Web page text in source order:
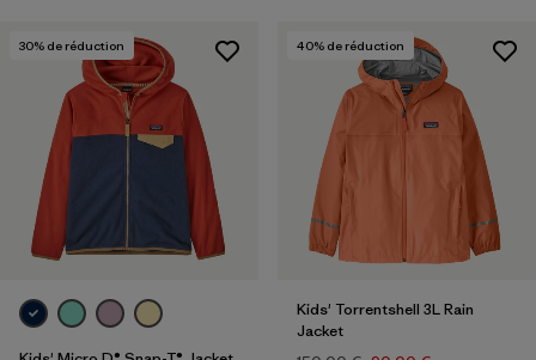
30% de réduction 40% de réduction
Kids' Torrentshell 3L Rain
Jacket